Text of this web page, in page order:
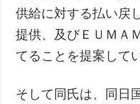
供給に対する払い戻
提供、及びＥＵＭＡ
てることを提案して
そして同氏は、同日